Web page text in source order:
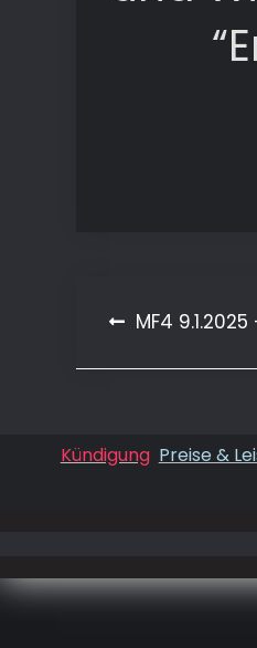
MF4
Kündigung Preise &